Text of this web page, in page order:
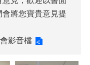
將您寶貴意見提
影音檔